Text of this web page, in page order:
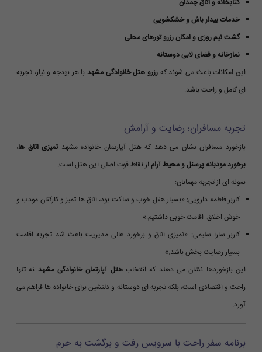
کتابخانه و اتاق چمدان
خدمات بیدار باش و خشکشویی
گشت نیم روزی و امکان رزرو تورهای محلی
نمازخانه و فضای لابی دوستانه
این امکانات باعث می شوند که رزرو هتل خانوادگی مشهد با هر بودجه و نیاز، تجربه
ای کامل و راحت باشد.
تجربه مسافران؛ رضایت و آرامش
بازخورد مسافران نشان می دهد که هتل آپارتمان خانواده مشهدتمیزی اتاق ها،
برخورد مودبانه پرسنل و محیط آرام از نقاط قوت اصلی این هتل است.
نمونه ای از تجربه مهمانان:
کاربر فاطمه دارویی: «بسیار هتل خوب و ساکت بود، اتاق ها تمیز و کارکنان مودب و
خوش اخلاق. اقامت خوبی داشتیم.»
کاربر سارا سلیمی: «تمیزی اتاق و برخورد عالی مدیریت باعث شد تجربه اقامت
بسیار رضایت بخش باشد.»
این بازخوردها نشان می دهند که انتخابهتل آپارتمان خانوادگی مشهد نه تنها
راحت و اقتصادی است، بلکه تجربه ای دوستانه و دلنشین برای خانواده ها فراهم می
آورد.
برنامه سفر راحت با سرویس رفت و برگشت به حرم